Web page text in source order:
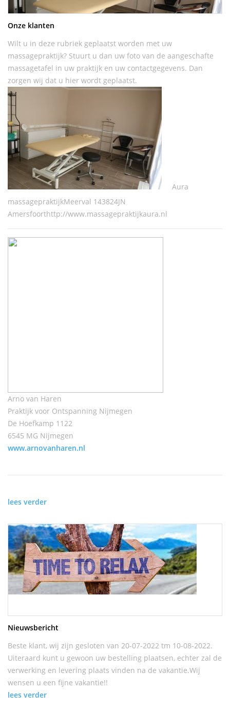
Onze klanten
Wilt u in deze rubriek geplaatst worden met uw
massagepraktijk? Stuurt u dan uw foto van de aangeschafte
massagetafel in uw praktijk en uw contactgegevens. Dan
zorgen wij dat u hier wordt geplaatst.
Aura
massagepraktijkMeerval 143824JN
Amersfoorthttp://www.massagepraktijkaura.nl
Arno van Haren
Praktijk voor Ontspanning Nijmegen
De Hoefkamp 1122
6545 MG Nijmegen
www.arnovanharen.nl
lees verder
Nieuwsbericht
Beste klant, wij zijn gesloten van 20-07-2022 tm 10-08-2022.
Uiteraard kunt u gewoon uw bestelling plaatsen, echter zal de
verwerking en levering plaats vinden na de vakantie.Wij
wensen u een fijne vakantie!!
lees verder